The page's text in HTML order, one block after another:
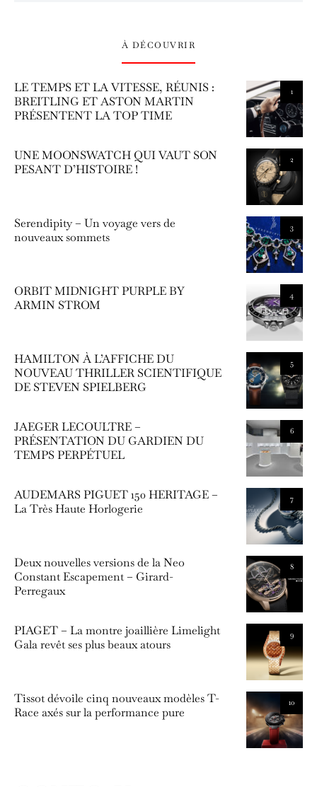
À DÉCOUVRIR
1
LE TEMPS ET LA VITESSE, RÉUNIS :
BREITLING ET ASTON MARTIN
PRÉSENTENT LA TOP TIME
2
UNE MOONSWATCH QUI VAUT SON
PESANT D’HISTOIRE !
3
Serendipity – Un voyage vers de
nouveaux sommets
4
ORBIT MIDNIGHT PURPLE BY
ARMIN STROM
5
HAMILTON À L’AFFICHE DU
NOUVEAU THRILLER SCIENTIFIQUE
DE STEVEN SPIELBERG
6
JAEGER LECOULTRE –
PRÉSENTATION DU GARDIEN DU
TEMPS PERPÉTUEL
7
AUDEMARS PIGUET 150 HERITAGE –
La Très Haute Horlogerie
8
Deux nouvelles versions de la Neo
Constant Escapement – Girard-
Perregaux
9
PIAGET – La montre joaillière Limelight
Gala revêt ses plus beaux atours
10
Tissot dévoile cinq nouveaux modèles T-
Race axés sur la performance pure